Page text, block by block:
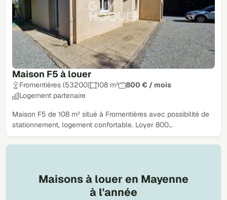
Maison F5 à louer
Fromentières (53200) 108 m²
800 € / mois
Logement partenaire
Maison F5 de 108 m² situé à Fromentières avec possibilité de
stationnement, logement confortable. Loyer 800…
Maisons à louer en Mayenne
à l'année